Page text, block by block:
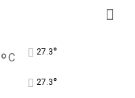
°C 27.3°
27.3°